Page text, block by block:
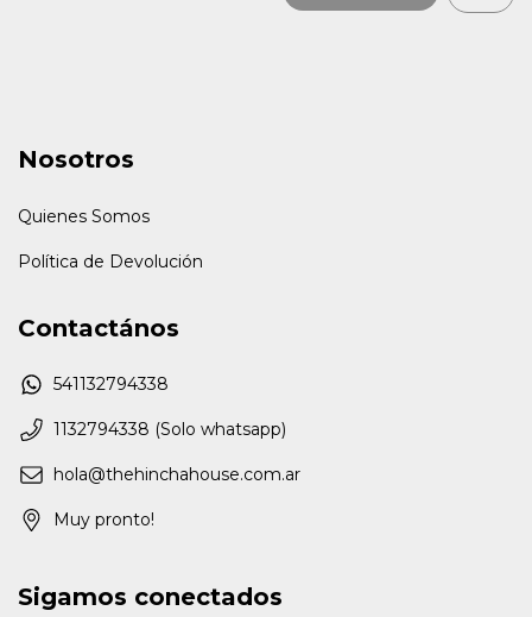
Nosotros
Quienes Somos
Política de Devolución
Contactános
541132794338
1132794338 (Solo whatsapp)
hola@thehinchahouse.com.ar
Muy pronto!
Sigamos conectados